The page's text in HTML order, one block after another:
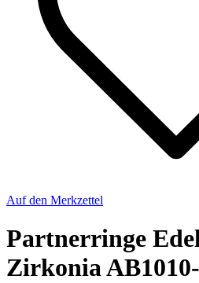
Auf den Merkzettel
Partnerringe
Zirkonia